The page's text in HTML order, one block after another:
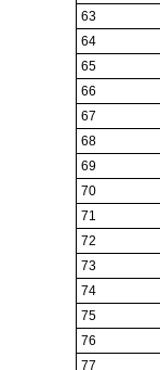
63
64
65
66
67
68
69
70
71
72
73
74
75
76
77